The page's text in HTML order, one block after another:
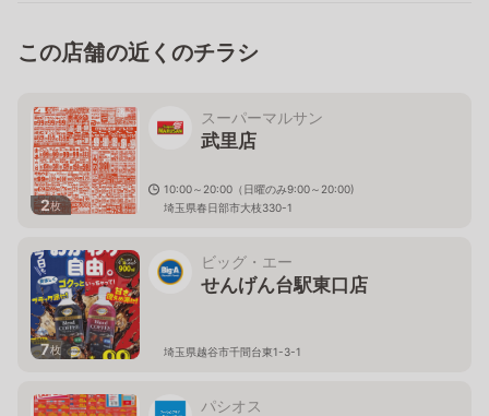
この店舗の近くのチラシ
2枚
スーパーマルサン
武里店
10:00～20:00（日曜のみ9:00～20:00)
埼玉県春日部市大枝330-1
7枚
ビッグ・エー
せんげん台駅東口店
埼玉県越谷市千間台東1-3-1
パシオス